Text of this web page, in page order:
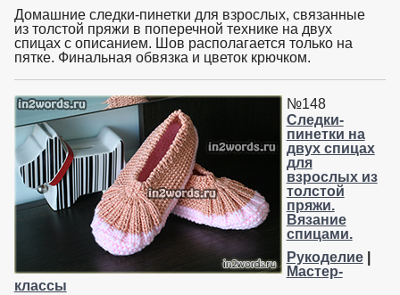
Домашние следки-пинетки для взрослых, связанные
из толстой пряжи в поперечной технике на двух
спицах с описанием. Шов располагается только на
пятке. Финальная обвязка и цветок крючком.
№148
Следки-
пинетки на
двух спицах
для
взрослых из
толстой
пряжи.
Вязание
спицами.
Рукоделие|
Мастер-
классы